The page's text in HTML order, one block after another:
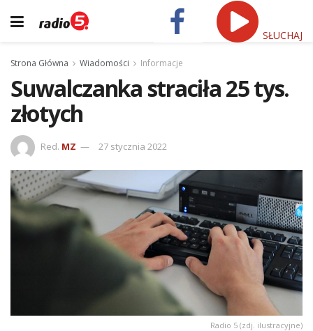
SŁUCHAJ
Strona Główna Wiadomości Informacje
Suwalczanka straciła 25 tys.
złotych
Red. MZ 27 stycznia 2022
Radio 5 (zdj. ilustracyjne)